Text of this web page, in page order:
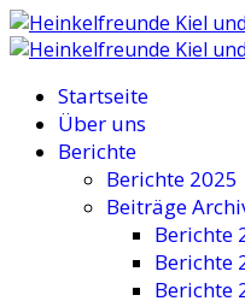
Startseite
Über uns
Berichte
Berichte 2025
Beiträge
Berichte
Berichte
Berichte